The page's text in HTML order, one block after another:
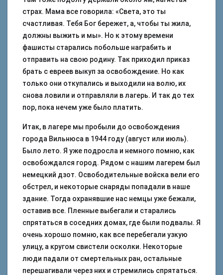
страх. Мама все говорила: «Света, это ты
счастливая. Тебя Бог бережет, а, чтобы ты жила,
должны выжить и мы». Но к этому времени
фашисты старались побольше награбить и
отправить на свою родину. Так приходил приказ
брать с евреев выкуп за освобождение. Но как
только они откупались и выходили на волю, их
снова ловили и отправляли в лагерь. И так до тех
пор, пока нечем уже было платить.
Итак, в лагере мы пробыли до освобождения
города Вильнюса в 1944 году (август или июль).
Было лето. Я уже подросла и немного помню, как
освобождался город. Рядом с нашим лагерем был
немецкий дзот. Освободительные войска вели его
обстрел, и некоторые снаряды попадали в наше
здание. Тогда охранявшие нас немцы уже бежали,
оставив все. Пленные выбегали и старались
спрятаться в соседних домах, где были подвалы. Я
очень хорошо помню, как все перебегали узкую
улицу, а кругом свистели осколки. Некоторые
люди падали от смертельных ран, остальные
перешагивали через них и стремились спрятаться.